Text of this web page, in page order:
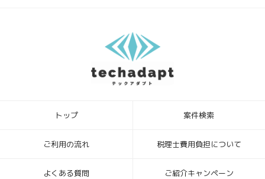
テックアダプト会員登録者様が、当社に個人情報を提供されるかどう
かは、任意によるものです。ただし、必要な情報をご提供いただけな
い場合、上記1.の利用目的の達成に支障がでる場合があります。
6．本Webサイトへアクセスしたことを契機として機械的に取得される
[お問合せ・苦情相談窓口]
〒104-0032 東京都中央区八丁堀4丁目1番3号 宝町TATUMIビル 2F
TEL ： 03-6683-8664 FAX ： 03-6683-8665
トップ 案件検索
ご利用の流れ 税理士費用負担について
よくある質問 ご紹介キャンペーン